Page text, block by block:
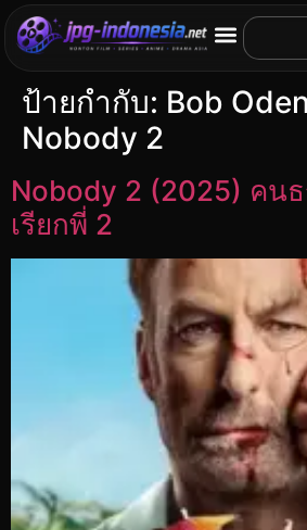
ป้ายกำกับ: Bob
Nobody 2
Nobody 2 (2025) คน
เรียกพี่ 2